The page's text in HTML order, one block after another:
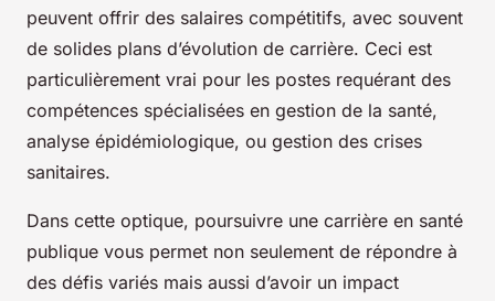
peuvent offrir des salaires compétitifs, avec souvent
de solides plans d’évolution de carrière. Ceci est
particulièrement vrai pour les postes requérant des
compétences spécialisées en gestion de la santé,
analyse épidémiologique, ou gestion des crises
sanitaires.
Dans cette optique, poursuivre une carrière en santé
publique vous permet non seulement de répondre à
des défis variés mais aussi d’avoir un impact